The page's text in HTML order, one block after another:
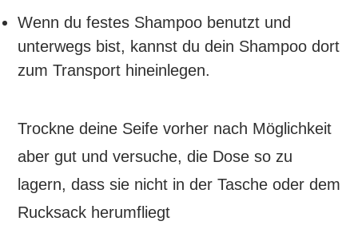
Wenn du festes Shampoo benutzt und
unterwegs bist, kannst du dein Shampoo dort
zum Transport hineinlegen.
Trockne deine Seife vorher nach Möglichkeit
aber gut und versuche, die Dose so zu
lagern, dass sie nicht in der Tasche oder dem
Rucksack herumfliegt